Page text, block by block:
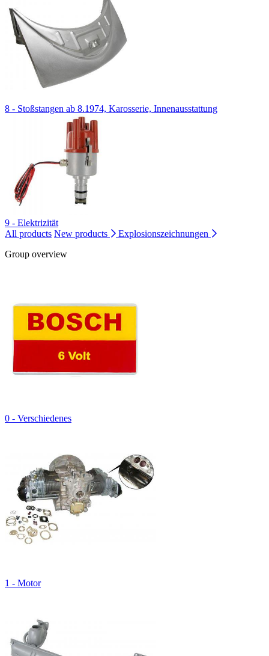
8 - Stoßstangen ab 8.1974, Karosserie, Innenausstattung
9 - Elektrizität
All products New products
Explosionszeichnungen
Group overview
0 - Verschiedenes
1 - Motor